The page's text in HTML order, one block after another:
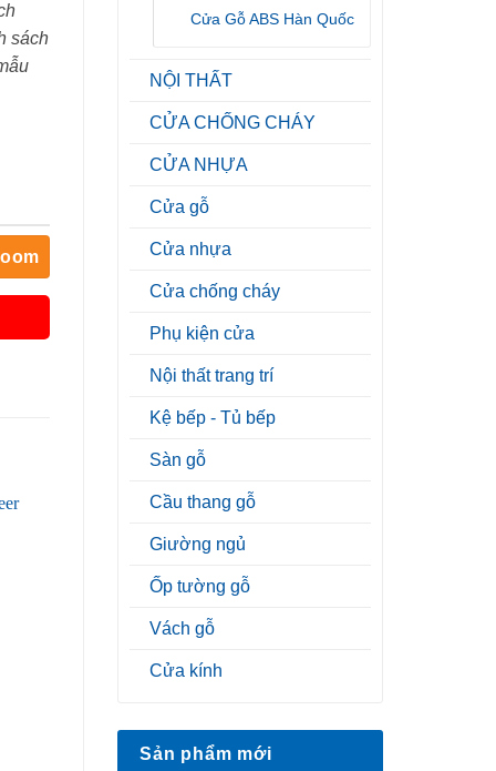
Cửa Gỗ ABS Hàn Quốc
NỘI THẤT
CỬA CHỐNG CHÁY
CỬA NHỰA
Cửa gỗ
Cửa nhựa
Cửa chống cháy
Phụ kiện cửa
Nội thất trang trí
Kệ bếp - Tủ bếp
Sàn gỗ
Cầu thang gỗ
Giường ngủ
Ốp tường gỗ
Vách gỗ
Cửa kính
Sản phẩm mới
sách